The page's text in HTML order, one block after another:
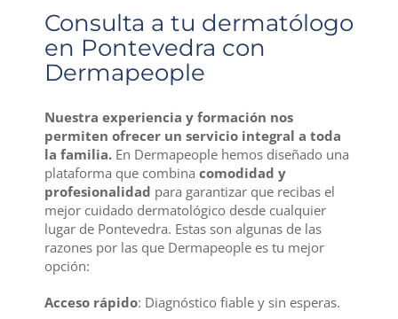
Consulta a tu dermatólogo
en Pontevedra con
Dermapeople
Nuestra experiencia y formación nos
permiten ofrecer un servicio integral a toda
la familia.En Dermapeople hemos diseñado una
plataforma que combina comodidad y
profesionalidad para garantizar que recibas el
mejor cuidado dermatológico desde cualquier
lugar de Pontevedra. Estas son algunas de las
razones por las que Dermapeople es tu mejor
opción:
Acceso rápido: Diagnóstico fiable y sin esperas.